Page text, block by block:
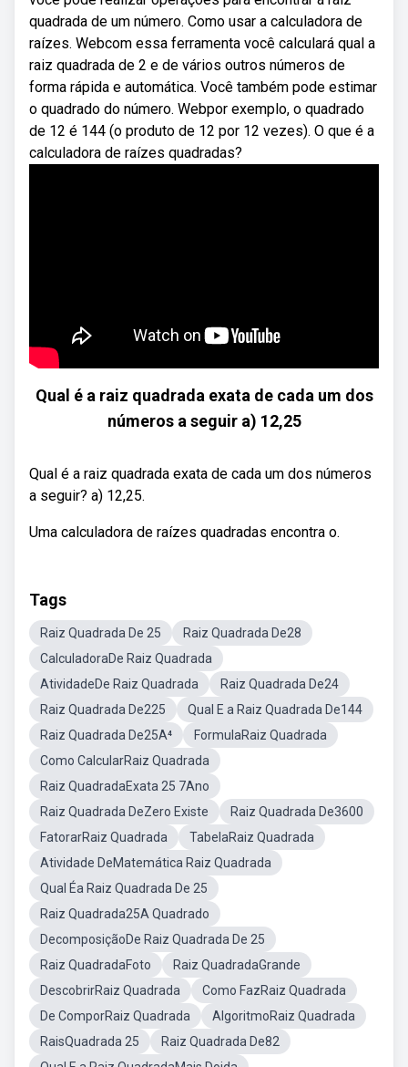
quadrada de um número. Como usar a calculadora de
raízes. Webcom essa ferramenta você calculará qual a
raiz quadrada de 2 e de vários outros números de
forma rápida e automática. Você também pode estimar
o quadrado do número. Webpor exemplo, o quadrado
de 12 é 144 (o produto de 12 por 12 vezes). O que é a
calculadora de raízes quadradas?
Qual é a raiz quadrada exata de cada um dos
números a seguir a) 12,25
Qual é a raiz quadrada exata de cada um dos números
a seguir? a) 12,25.
Uma calculadora de raízes quadradas encontra o.
Tags
Raiz Quadrada De 25
Raiz Quadrada De28
CalculadoraDe Raiz Quadrada
AtividadeDe Raiz Quadrada
Raiz Quadrada De24
Raiz Quadrada De225
Qual E a Raiz Quadrada De144
Raiz Quadrada De25A⁴
FormulaRaiz Quadrada
Como CalcularRaiz Quadrada
Raiz QuadradaExata 25 7Ano
Raiz Quadrada DeZero Existe
Raiz Quadrada De3600
FatorarRaiz Quadrada
TabelaRaiz Quadrada
Atividade DeMatemática Raiz Quadrada
Qual Éa Raiz Quadrada De 25
Raiz Quadrada25A Quadrado
DecomposiçãoDe Raiz Quadrada De 25
Raiz QuadradaFoto
Raiz QuadradaGrande
DescobrirRaiz Quadrada
Como FazRaiz Quadrada
De ComporRaiz Quadrada
AlgoritmoRaiz Quadrada
RaisQuadrada 25
Raiz Quadrada De82